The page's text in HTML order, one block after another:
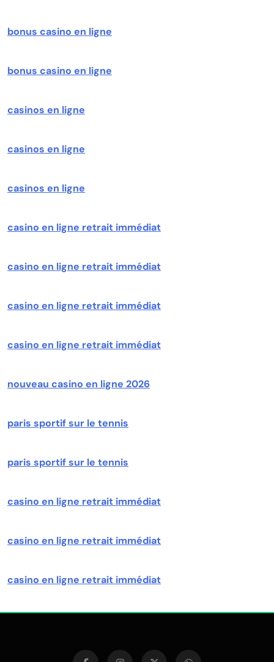
bonus casino en ligne
bonus casino en ligne
casinos en ligne
casinos en ligne
casinos en ligne
casino en ligne retrait immédiat
casino en ligne retrait immédiat
casino en ligne retrait immédiat
casino en ligne retrait immédiat
nouveau casino en ligne 2026
paris sportif sur le tennis
paris sportif sur le tennis
casino en ligne retrait immédiat
casino en ligne retrait immédiat
casino en ligne retrait immédiat